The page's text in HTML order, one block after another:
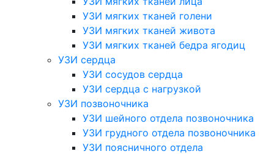
УЗИ мягких тканей голени
УЗИ мягких тканей живота
УЗИ мягких тканей бедра ягодиц
УЗИ сердца
УЗИ сосудов сердца
УЗИ сердца с нагрузкой
УЗИ позвоночника
УЗИ шейного отдела позвоночника
УЗИ грудного отдела позвоночника
УЗИ поясничного отдела